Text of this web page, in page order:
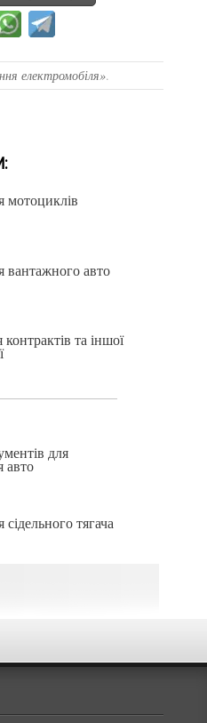
електромобіля».
мотоциклів
вантажного авто
та іншої
для
авто
тягача